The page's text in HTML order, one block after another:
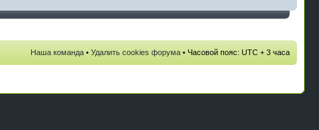
Наша команда • Удалить cookies форума • Часовой пояс: UTC + 3 часа